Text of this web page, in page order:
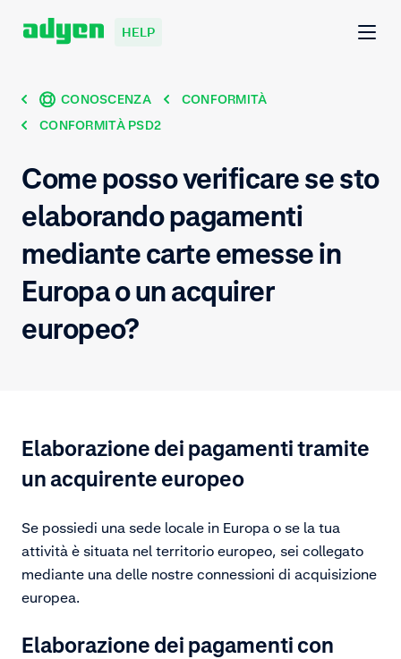
HELP
CONOSCENZA
CONFORMITÀ
CONFORMITÀ PSD2
Come posso verificare se sto
elaborando pagamenti
mediante carte emesse in
Europa o un acquirer
europeo?
Elaborazione dei pagamenti tramite
un acquirente europeo
Se possiedi una sede locale in Europa o se la tua
attività è situata nel territorio europeo, sei collegato
mediante una delle nostre connessioni di acquisizione
europea.
Elaborazione dei pagamenti con